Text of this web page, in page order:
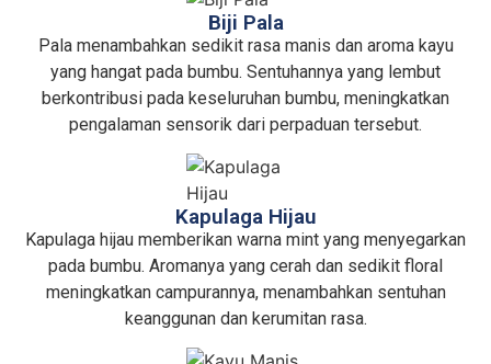
Biji Pala
Pala menambahkan sedikit rasa manis dan aroma kayu
yang hangat pada bumbu. Sentuhannya yang lembut
berkontribusi pada keseluruhan bumbu, meningkatkan
pengalaman sensorik dari perpaduan tersebut.
Kapulaga Hijau
Kapulaga hijau memberikan warna mint yang menyegarkan
pada bumbu. Aromanya yang cerah dan sedikit floral
meningkatkan campurannya, menambahkan sentuhan
keanggunan dan kerumitan rasa.